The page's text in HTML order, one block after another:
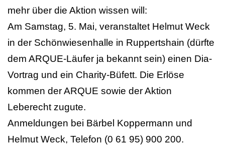
mehr über die Aktion wissen will:
Am Samstag, 5. Mai, veranstaltet Helmut Weck
in der Schönwiesenhalle in Ruppertshain (dürfte
dem ARQUE-Läufer ja bekannt sein) einen Dia-
Vortrag und ein Charity-Büfett. Die Erlöse
kommen der ARQUE sowie der Aktion
Leberecht zugute.
Anmeldungen bei Bärbel Koppermann und
Helmut Weck, Telefon (0 61 95) 900 200.